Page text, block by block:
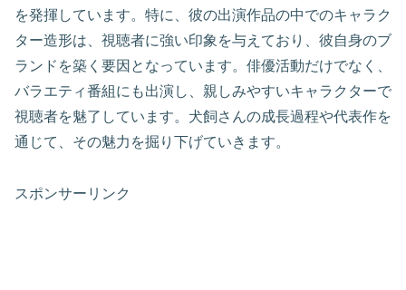
を発揮しています。特に、彼の出演作品の中でのキャラク
ター造形は、視聴者に強い印象を与えており、彼自身のブ
ランドを築く要因となっています。俳優活動だけでなく、
バラエティ番組にも出演し、親しみやすいキャラクターで
視聴者を魅了しています。犬飼さんの成長過程や代表作を
通じて、その魅力を掘り下げていきます。
スポンサーリンク